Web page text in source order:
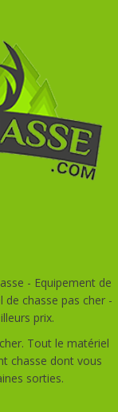
- Equipement de
chasse pas cher -
prix.
Tout le matériel
chasse dont vous
sorties.